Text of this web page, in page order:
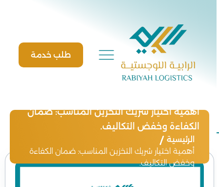
طلب خدمة
أهمية اختيار شريك التخزين المناسب: ضمان
الكفاءة وخفض التكاليف.
الرئيسية
أهمية اختيار شريك التخزين المناسب: ضمان الكفاءة
وخفض التكاليف.